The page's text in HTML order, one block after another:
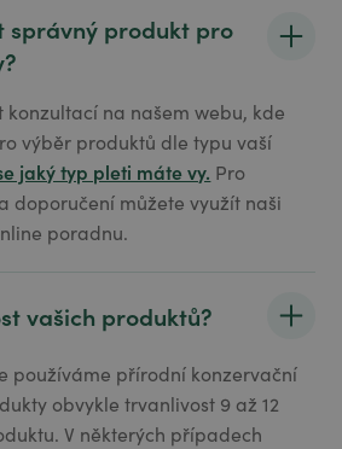
správný produkt pro
konzultací na našem webu, kde
výběr produktů dle typu vaší
jaký typ pleti máte vy. Pro
doporučení můžete využít naši
poradnu.
vašich produktů?
používáme přírodní konzervační
obvykle trvanlivost 9 až 12
V některých případech